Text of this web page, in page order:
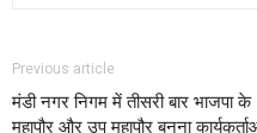
Previous article
मंडी नगर निगम में तीसरी बार भाजपा के
महापौर और उप महापौर बनना